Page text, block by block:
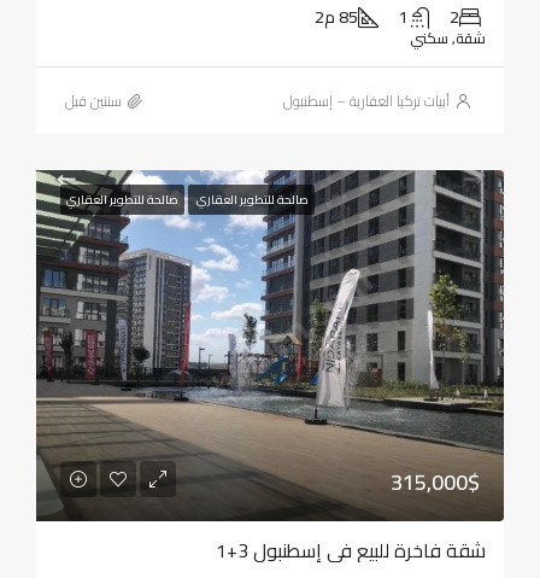
2
1 85 م2
شقة, سكني
أبيات تركيا العقارية – إسطنبول ‏سنتين قبل
صالحة للتطوير العقاري صالحة للتطوير العقاري
315,000$
شقة فاخرة للبيع في إسطنبول 3+1